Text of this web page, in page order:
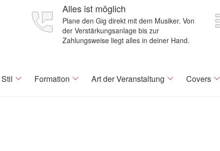
Alles ist möglich
Plane den Gig direkt mit dem Musiker. Von
der Verstärkungsanlage bis zur
Zahlungsweise liegt alles in deiner Hand.
Stil Formation Art der Veranstaltung Covers